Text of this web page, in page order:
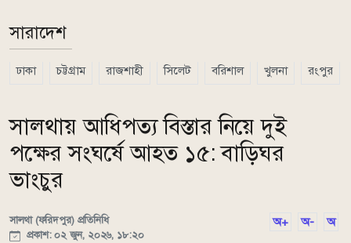
সারাদেশ
ঢাকা চট্টগ্রাম রাজশাহী সিলেট বরিশাল খুলনা রংপুর
সালথায় আধিপত্য বিস্তার নিয়ে দুই
পক্ষের সংঘর্ষে আহত ১৫: বাড়িঘর
ভাংচুর
সালথা (ফরিদপুর) প্রতিনিধি
প্রকাশ: ০২ জুন, ২০২৬, ১৮:২০
অ+ অ- অ